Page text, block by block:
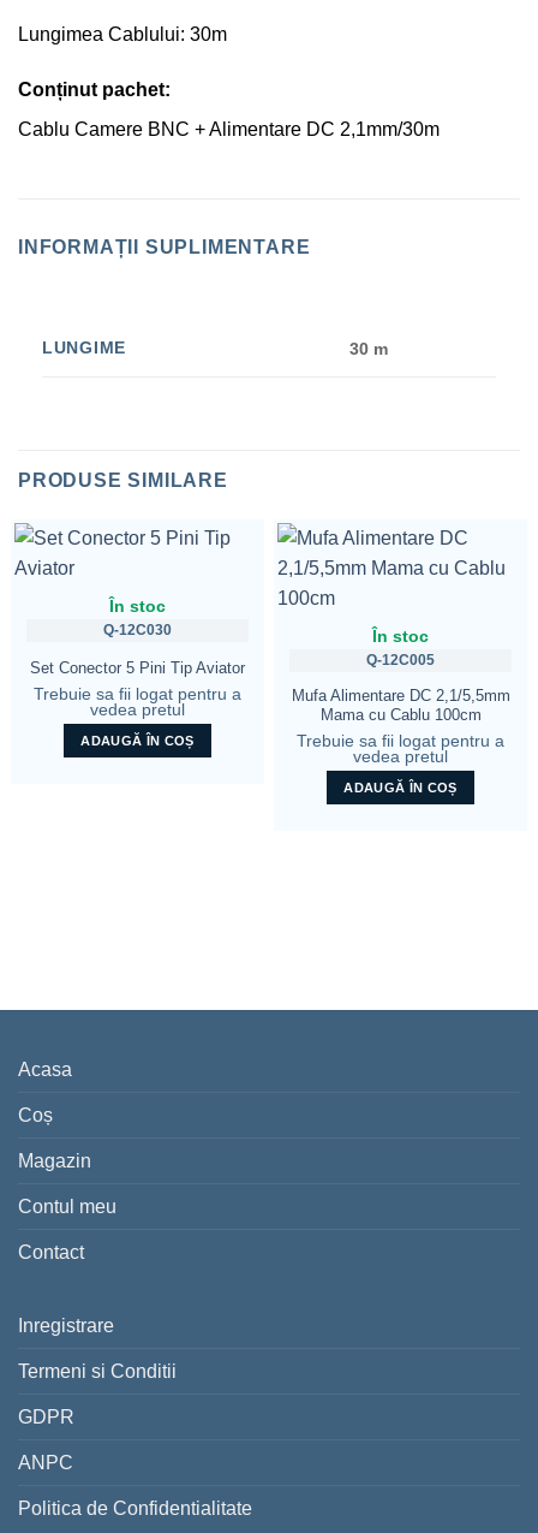
Lungimea Cablului: 30m
Conținut pachet:
Cablu Camere BNC + Alimentare DC 2,1mm/30m
INFORMAȚII SUPLIMENTARE
LUNGIME 30 m
PRODUSE SIMILARE
În stoc
Q-12C030
Set Conector 5 Pini Tip Aviator
Trebuie sa fii logat pentru a
vedea pretul
ADAUGĂ ÎN COȘ
În stoc
Q-12C005
Mufa Alimentare DC 2,1/5,5mm
Mama cu Cablu 100cm
Trebuie sa fii logat pentru a
vedea pretul
ADAUGĂ ÎN COȘ
Acasa
Coș
Magazin
Contul meu
Contact
Inregistrare
Termeni si Conditii
GDPR
ANPC
Politica de Confidentialitate